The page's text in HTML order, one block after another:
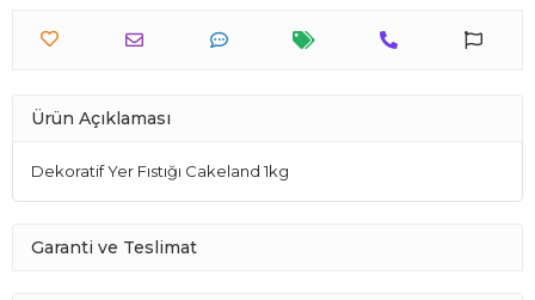
Ürün Açıklaması
Dekoratif Yer Fıstığı Cakeland 1kg
Garanti ve Teslimat